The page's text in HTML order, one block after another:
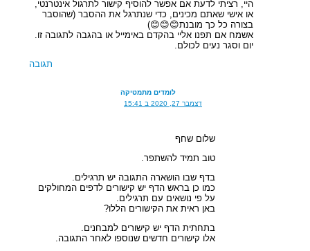
היי, רציתי לדעת אם אפשר להוסיף קישור לתרגול אינטרנטי,
או אישי שאתם מכינים, כדי שנתרגל את ההסבר (שהוסבר
בצורה כל כך מובנת😊😊😊)
אשמח אם תפנו אליי בהקדם באימייל או בהגבה לתגובה זו.
יום וסגר נעים לכולם.
תגובה
לומדים מתמטיקה
דצמבר 27, 2020 ב 15:41
שלום שחף
טוב תמיד להשתפר.
בדף שבו הושארה התגובה יש תרגילים.
כמו כן בראש הדף יש קישורים לדפים המחולקים
על פי נושאים עם תרגילים.
באן ראית את הקישורים הללו?
בתחתית הדף יש קישורים למבחנים.
אלו קישורים חדשים שנוספו לאחר התגובה.